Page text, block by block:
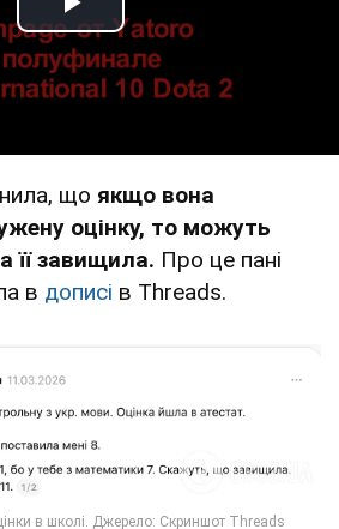
Play Video
що якщо вона
оцінку, то можуть
її завищила. Про це пані
в дописі в Threads.